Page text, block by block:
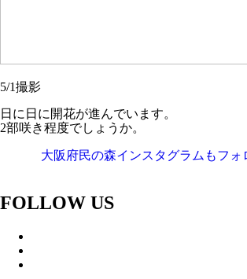
5/1撮影
日に日に開花が進んでいます。
2部咲き程度でしょうか。
大阪府民の森インスタグラムもフォ
FOLLOW US